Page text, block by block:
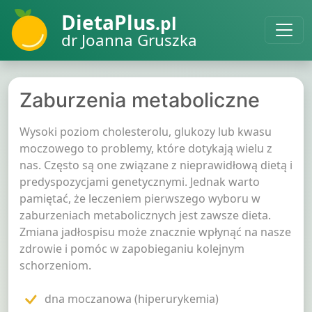
DietaPlus.pl
dr Joanna Gruszka
Zaburzenia metaboliczne
Wysoki poziom cholesterolu, glukozy lub kwasu
moczowego to problemy, które dotykają wielu z
nas. Często są one związane z nieprawidłową dietą i
predyspozycjami genetycznymi. Jednak warto
pamiętać, że leczeniem pierwszego wyboru w
zaburzeniach metabolicznych jest zawsze dieta.
Zmiana jadłospisu może znacznie wpłynąć na nasze
zdrowie i pomóc w zapobieganiu kolejnym
schorzeniom.
dna moczanowa (hiperurykemia)